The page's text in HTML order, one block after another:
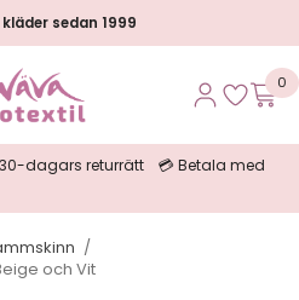
sedan 1999
0
dagars returrätt 💳 Betala med
/
och Vit